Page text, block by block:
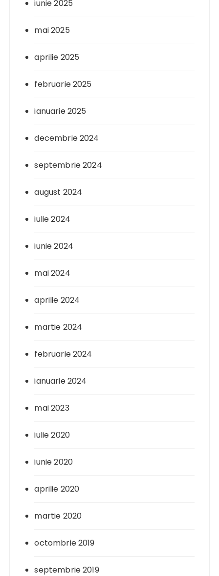
iunie 2025
mai 2025
aprilie 2025
februarie 2025
ianuarie 2025
decembrie 2024
septembrie 2024
august 2024
iulie 2024
iunie 2024
mai 2024
aprilie 2024
martie 2024
februarie 2024
ianuarie 2024
mai 2023
iulie 2020
iunie 2020
aprilie 2020
martie 2020
octombrie 2019
septembrie 2019